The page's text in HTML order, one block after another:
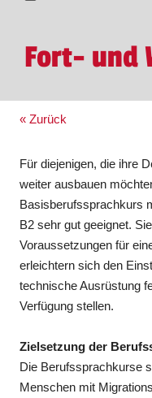
Fort- und
« Zurück
Für diejenigen, die ihre
weiter ausbauen
Basisberufssprachkurs
B2 sehr gut geeignet.
Voraussetzungen für
erleichtern sich den
technische Ausrüstung
Verfügung stellen.
Zielsetzung der
Die Berufssprachkurse
Menschen mit